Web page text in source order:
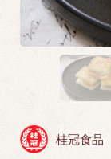
桂冠食品